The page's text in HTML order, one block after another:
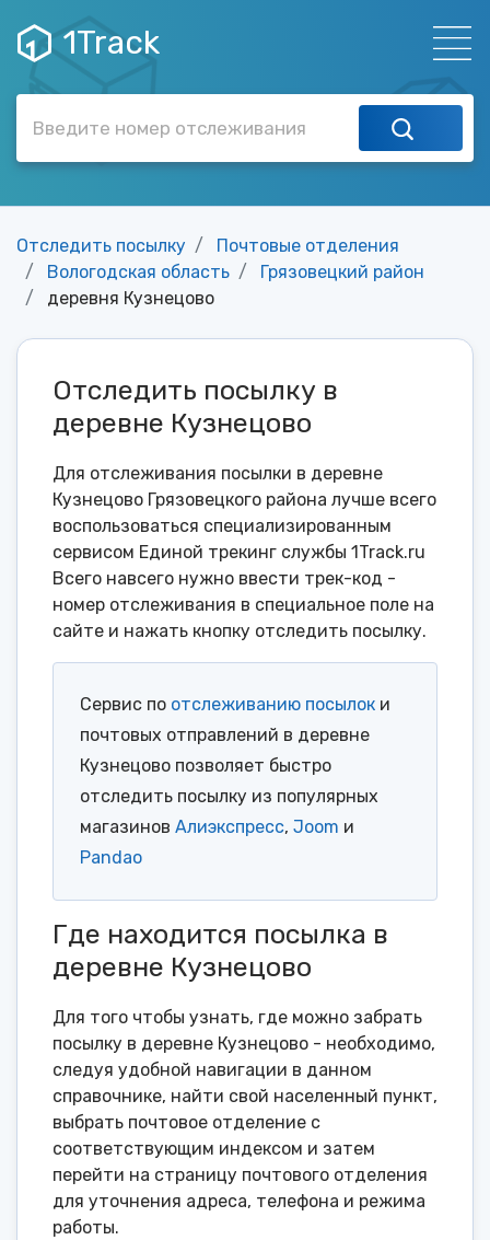
1Track
Отследить посылку
Почтовые отделения
Вологодская область
Грязовецкий район
деревня Кузнецово
Отследить посылку в
деревне Кузнецово
Для отслеживания посылки в деревне
Кузнецово Грязовецкого района лучше всего
воспользоваться специализированным
сервисом Единой трекинг службы 1Track.ru
Всего навсего нужно ввести трек-код -
номер отслеживания в специальное поле на
сайте и нажать кнопку отследить посылку.
Сервис по отслеживанию посылок и
почтовых отправлений в деревне
Кузнецово позволяет быстро
отследить посылку из популярных
магазинов Алиэкспресс, Joom и
Pandao
Где находится посылка в
деревне Кузнецово
Для того чтобы узнать, где можно забрать
посылку в деревне Кузнецово - необходимо,
следуя удобной навигации в данном
справочнике, найти свой населенный пункт,
выбрать почтовое отделение с
соответствующим индексом и затем
перейти на страницу почтового отделения
для уточнения адреса, телефона и режима
работы.